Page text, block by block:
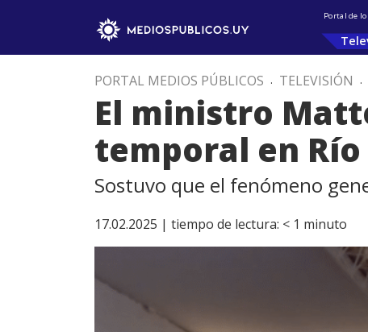
Portal de
PORTAL MEDIOS PÚBLICOS . TELEVISIÓN .
El ministro
temporal en
Sostuvo que el fenómeno
17.02.2025 | tiempo de lectura: < 1 minuto